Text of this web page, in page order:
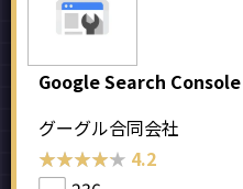
Google Search Console
グーグル合同会社
★★★★★
★★★★★ 4.2